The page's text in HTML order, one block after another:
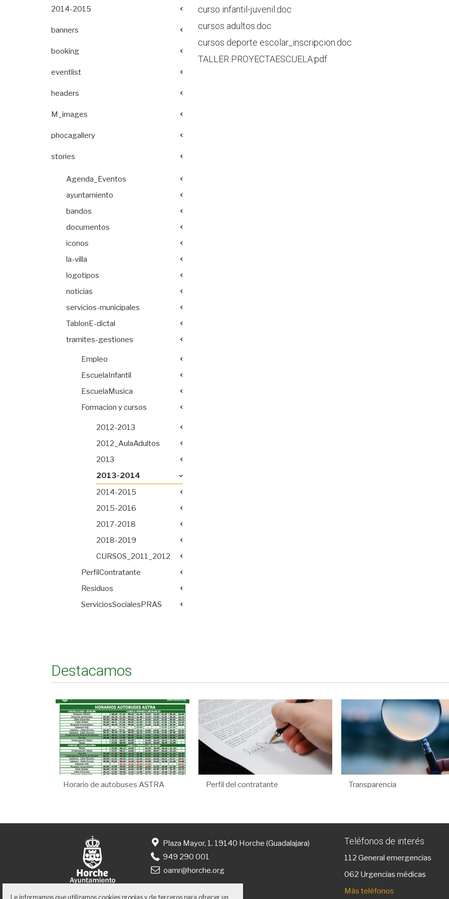
curso infantil-juvenil.doc
cursos adultos.doc
cursos deporte escolar_inscripcion.doc
TALLER PROYECTAESCUELA.pdf
2014-2015
banners
booking
eventlist
headers
M_images
phocagallery
stories
Agenda_Eventos
ayuntamiento
bandos
documentos
iconos
la-villa
logotipos
noticias
servicios-municipales
TablonE-dictal
tramites-gestiones
Empleo
EscuelaInfantil
EscuelaMusica
Formacion y cursos
2012-2013
2012_AulaAdultos
2013
2013-2014
2014-2015
2015-2016
2017-2018
2018-2019
CURSOS_2011_2012
PerfilContratante
Residuos
ServiciosSocialesPRAS
Destacamos
Horario de autobuses ASTRA Perfil del contratante Transparencia
Plaza Mayor, 1. 19140 Horche (Guadalajara)
949 290 001
oamr@horche.org
Teléfonos de interés
112 General emergencias
062 Urgencias médicas
Más teléfonos
Le informamos que utilizamos cookies propias y de terceros para ofrecer un